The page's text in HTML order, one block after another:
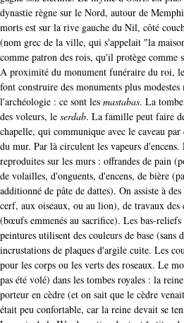
dynastie règne sur le Nord, autour de
morts est sur la rive gauche du Nil, côté
(nom grec de la ville, qui s'appelait "la
comme patron des rois, qu'il protège comme
A proximité du monument funéraire du roi,
font construire des monuments plus
l'archéologie : ce sont les mastabas. La
des voleurs, le serdab. La famille peut faire
chapelle, qui communique avec le caveau par
du mur. Par là circulent les vapeurs d'encens.
reproduites sur les murs : offrandes de pain
de volailles, d'onguents, d'encens, de bière
additionné de pâte de dattes). On assiste à des
cerf, aux oiseaux, ou au lion), de travaux des
(bœufs emmenés au sacrifice). Les bas-
peintures utilisent des couleurs de base (sans
incrustations de plaques d'argile cuite. Les
pour les corps ou les verts des roseaux. Le
pas été volé) dans les tombes royales : la
porteur en cèdre (et on sait que le cèdre
était peu confortable, car la reine devait se